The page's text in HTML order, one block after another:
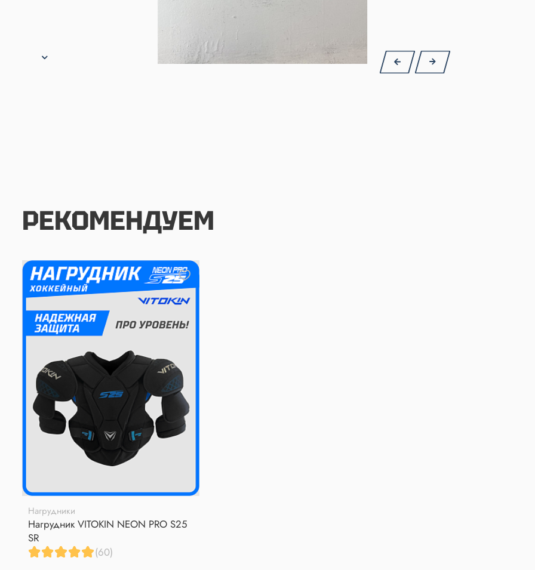
РЕКОМЕНДУЕМ
Нагрудники
Нагрудник VITOKIN NEON PRO S25
SR
(60)